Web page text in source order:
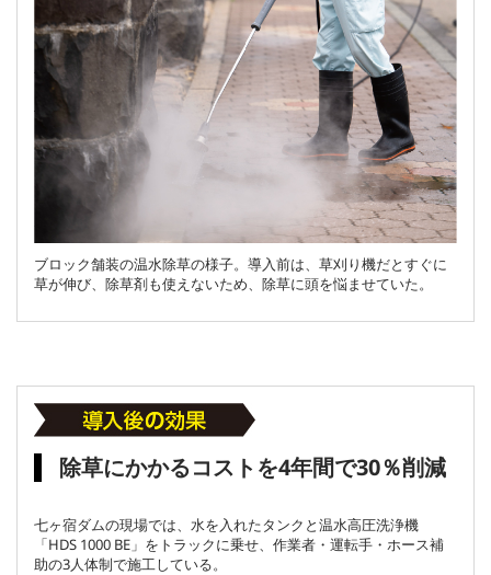
ブロック舗装の温水除草の様子。導入前は、草刈り機だとすぐに
草が伸び、除草剤も使えないため、除草に頭を悩ませていた。
除草にかかるコストを4年間で30％削減
七ヶ宿ダムの現場では、水を入れたタンクと温水高圧洗浄機
「HDS 1000 BE」をトラックに乗せ、作業者・運転手・ホース補
助の3人体制で施工している。